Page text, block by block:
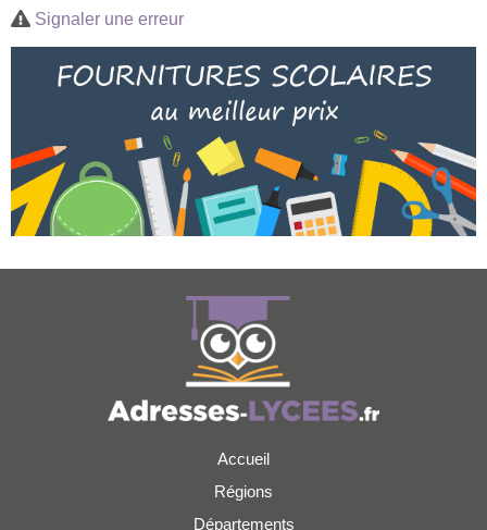
Signaler une erreur
Accueil
Régions
Départements